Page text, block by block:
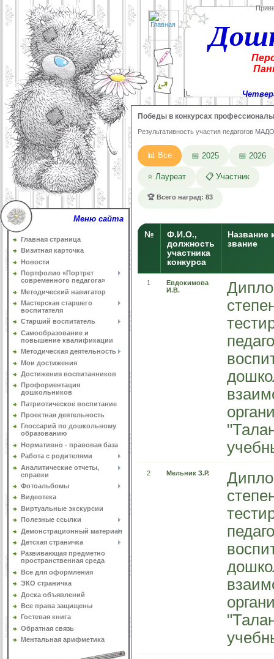
Меню сайта
Главная страница
Визитная карточка
Новости
Портфолио «Портрет
современного педагога»
Методический навигатор
Мастерская старшего
воспитателя
Старший воспитатель
Самообразование и
повышение квалификации
Методическая деятельность
Мои достижения
Достижения воспитанников
Профориентация
дошкольников
Патриотическое воспитание
Проектная деятельность
Глоссарий по дошкольному
образованию
Нормативно - правовая база
Работа с родителями
Аналитические отчеты,
справки
Фотоальбомы
Видеотека
Виртуальные экскурсии
Полезные ссылки
Демонстрационный материал
Детская страничка
Развивающая предметно
пространственная среда
Все для оформления
ЭКО страничка
Доска объявлений
Все права защищены
Гостевая книга
Обратная связь
Ментальная арифметика
Победы в конкурсах
Результативность участия педагогов
📊 Все 📅 2025 📅 2026
⭐ Лауреат 📋 Участник
🏆 Всего наград: 83
№
Ф.И.О.,
должность
участника
конкурса
Название
звание
1
Евдокимова
И.В.
2 Мельник З.Р.